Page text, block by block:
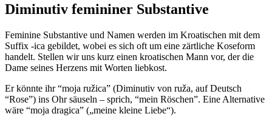
Diminutiv femininer Substantive
Feminine Substantive und Namen werden im Kroatischen mit dem
Suffix -ica gebildet, wobei es sich oft um eine zärtliche Koseform
handelt. Stellen wir uns kurz einen kroatischen Mann vor, der die
Dame seines Herzens mit Worten liebkost.
Er könnte ihr “moja ružica” (Diminutiv von ruža, auf Deutsch
“Rose”) ins Ohr säuseln – sprich, “mein Röschen”. Eine Alternative
wäre “moja dragica” („meine kleine Liebe“).